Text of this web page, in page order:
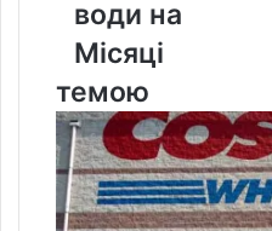
Місяці
води на
Місяці
темою